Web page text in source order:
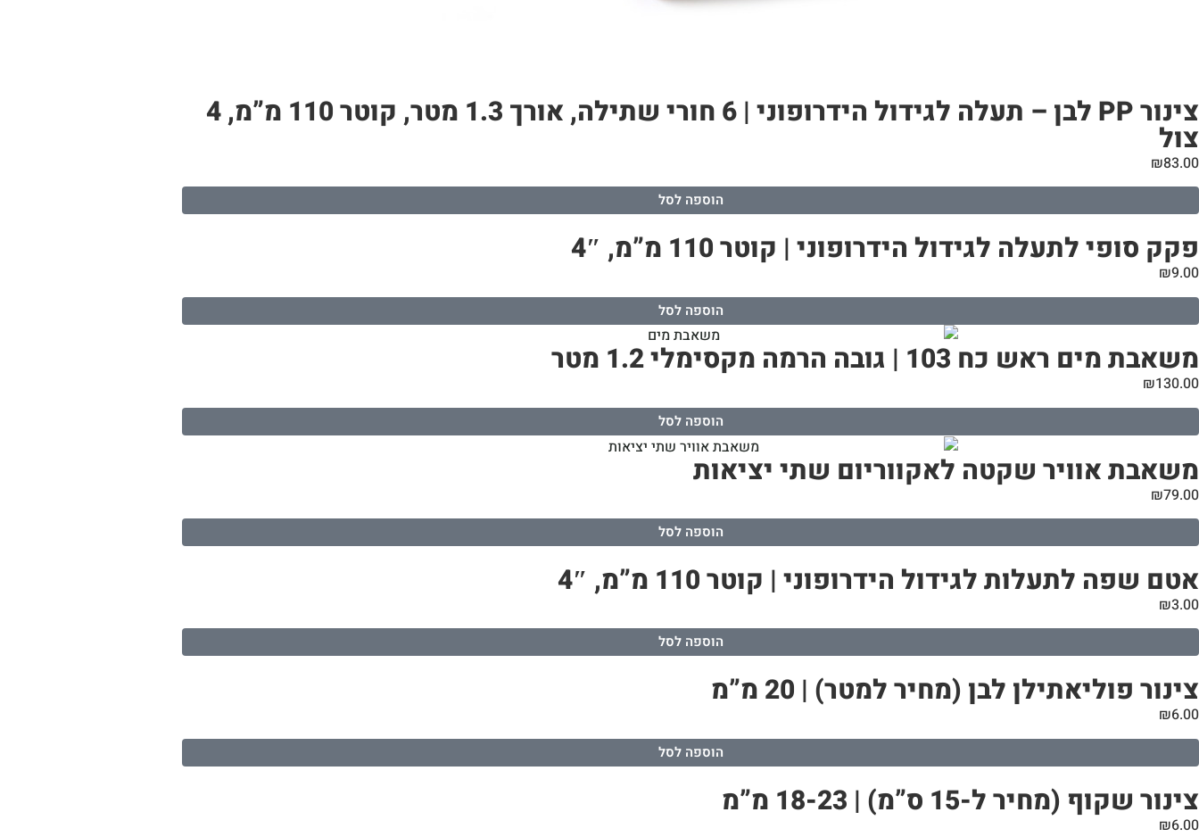
צינור PP לבן – תעלה לגידול הידרופוני | 6 חורי שתילה, אורך 1.3 מטר, קוטר 110 מ”מ, 4
צול
₪83.00
הוספה לסל
פקק סופי לתעלה לגידול הידרופוני | קוטר 110 מ”מ, 4″
₪9.00
הוספה לסל
משאבת מים ראש כח 103 | גובה הרמה מקסימלי 1.2 מטר
₪130.00
הוספה לסל
משאבת אוויר שקטה לאקווריום שתי יציאות
₪79.00
הוספה לסל
אטם שפה לתעלות לגידול הידרופוני | קוטר 110 מ”מ, 4″
₪3.00
הוספה לסל
צינור פוליאתילן לבן (מחיר למטר) | 20 מ”מ
₪6.00
הוספה לסל
צינור שקוף (מחיר ל-15 ס”מ) | 18-23 מ”מ
₪6.00